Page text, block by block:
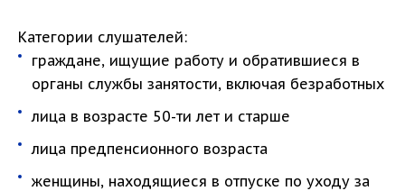
Категории слушателей:
граждане, ищущие работу и обратившиеся в
органы службы занятости, включая безработных
лица в возрасте 50-ти лет и старше
лица предпенсионного возраста
женщины, находящиеся в отпуске по уходу за